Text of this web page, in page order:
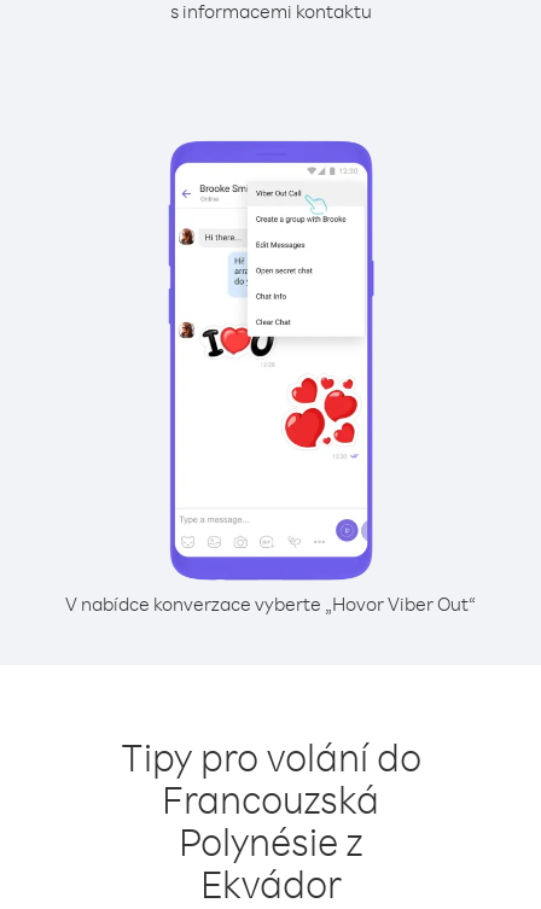
s informacemi kontaktu
V nabídce konverzace vyberte „Hovor Viber Out“
Tipy pro volání do
Francouzská
Polynésie z
Ekvádor